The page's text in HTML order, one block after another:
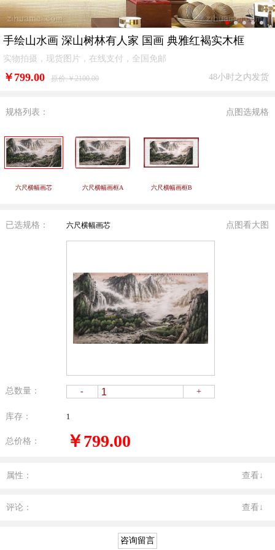
手绘山水画 深山树林有人家 国画 典雅红褐实木框
实物拍摄，现货图片，在线支付，全国免邮
￥ 799.00 原价:￥2100.00 48小时之内发货
规格列表： 点图选规格
六尺横幅画芯 六尺横幅画框A 六尺横幅画框B
已选规格： 六尺横幅画芯 点图看大图
总数量： - +
库存： 1
总价格： ￥799.00
属性： 查看↓
评论： 查看↓